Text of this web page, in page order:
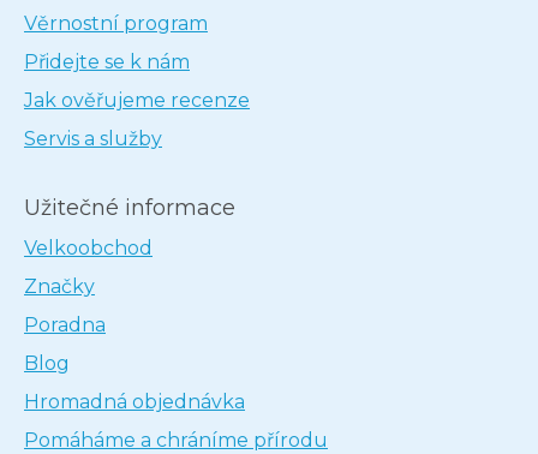
Věrnostní program
Přidejte se k nám
Jak ověřujeme recenze
Servis a služby
Užitečné informace
Velkoobchod
Značky
Poradna
Blog
Hromadná objednávka
Pomáháme a chráníme přírodu